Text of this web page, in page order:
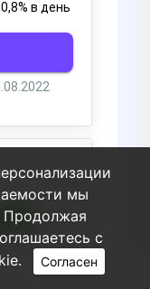
мы
Продолжая
с
Согласен